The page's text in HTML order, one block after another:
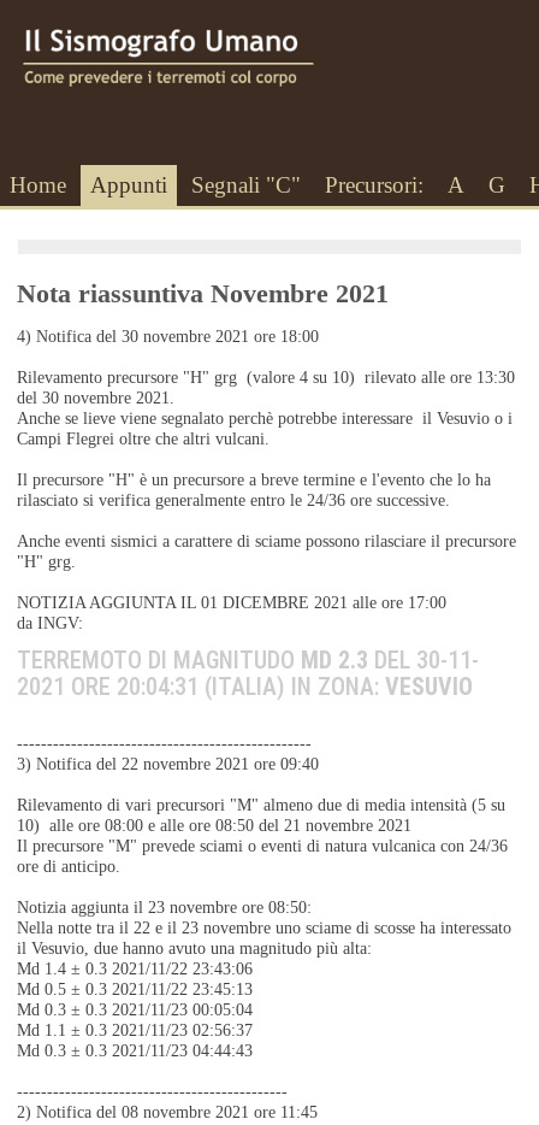
Home Appunti Segnali "C" Precursori: A G
Nota riassuntiva Novembre 2021
4) Notifica del 30 novembre 2021 ore 18:00
Rilevamento precursore "H" grg (valore 4 su 10) rilevato alle ore 13:30
del 30 novembre 2021.
Anche se lieve viene segnalato perchè potrebbe interessare il Vesuvio o i
Campi Flegrei oltre che altri vulcani.
Il precursore "H" è un precursore a breve termine e l'evento che lo ha
rilasciato si verifica generalmente entro le 24/36 ore successive.
Anche eventi sismici a carattere di sciame possono rilasciare il precursore
"H" grg.
NOTIZIA AGGIUNTA IL 01 DICEMBRE 2021 alle ore 17:00
da INGV:
TERREMOTO DI MAGNITUDO MD 2.3 DEL 30-11-
2021 ORE 20:04:31 (ITALIA) IN ZONA: VESUVIO
-------------------------------------------------
3) Notifica del 22 novembre 2021 ore 09:40
Rilevamento di vari precursori "M" almeno due di media intensità (5 su
10) alle ore 08:00 e alle ore 08:50 del 21 novembre 2021
Il precursore "M" prevede sciami o eventi di natura vulcanica con 24/36
ore di anticipo.
Notizia aggiunta il 23 novembre ore 08:50:
Nella notte tra il 22 e il 23 novembre uno sciame di scosse ha interessato
il Vesuvio, due hanno avuto una magnitudo più alta:
Md 1.4 ± 0.3 2021/11/22 23:43:06
Md 0.5 ± 0.3 2021/11/22 23:45:13
Md 0.3 ± 0.3 2021/11/23 00:05:04
Md 1.1 ± 0.3 2021/11/23 02:56:37
Md 0.3 ± 0.3 2021/11/23 04:44:43
---------------------------------------------
2) Notifica del 08 novembre 2021 ore 11:45